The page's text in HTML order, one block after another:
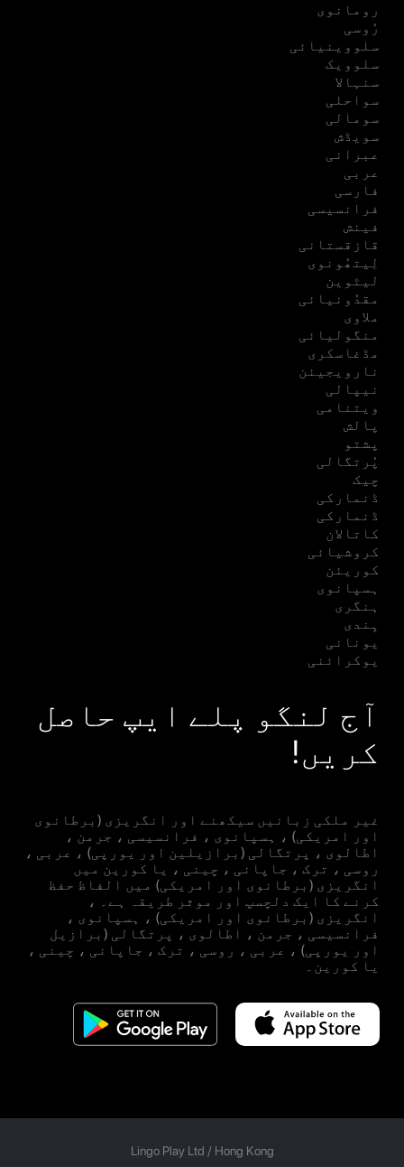
رومانوی
رُوسی
سلووینیائی
سلوویک
سنہالا
سواحلی
سومالی
سویڈش
عبرانی
عربی
فارسی
فرانسیسی
فینش
قازقستانی
لِیتھُونوی
لیٹوین
مقدُونیائی
ملاوی
منگولیائی
مڈغاسکری
نارویجیئن
نیپالی
ویتنامی
پالش
پشتو
پُرتگالی
چیک
ڈنمارکی
ڈنمارکی
کاتالان
کروشیائی
کوریئن
ہسپانوی
ہنگری
ہِندی
یونانی
یوکرائنی
آج لنگو پلے ایپ حاصل
کریں!
غیر ملکی زبانیں سیکھنے اور انگریزی (برطانوی
اور امریکی) ، ہسپانوی ، فرانسیسی ، جرمن ،
اطالوی ، پرتگالی (برازیلین اور یورپی) ، عربی ،
روسی ، ترک ، جاپانی ، چینی ، یا کورین میں
انگریزی (برطانوی اور امریکی) میں الفاظ حفظ
کرنے کا ایک دلچسپ اور موثر طریقہ ہے۔ ،
انگریزی (برطانوی اور امریکی) ، ہسپانوی ،
فرانسیسی ، جرمن ، اطالوی ، پرتگالی (برازیل
اور یورپی) ، عربی ، روسی ، ترک ، جاپانی ، چینی ،
یا کورین۔
Lingo Play Ltd / Hong Kong